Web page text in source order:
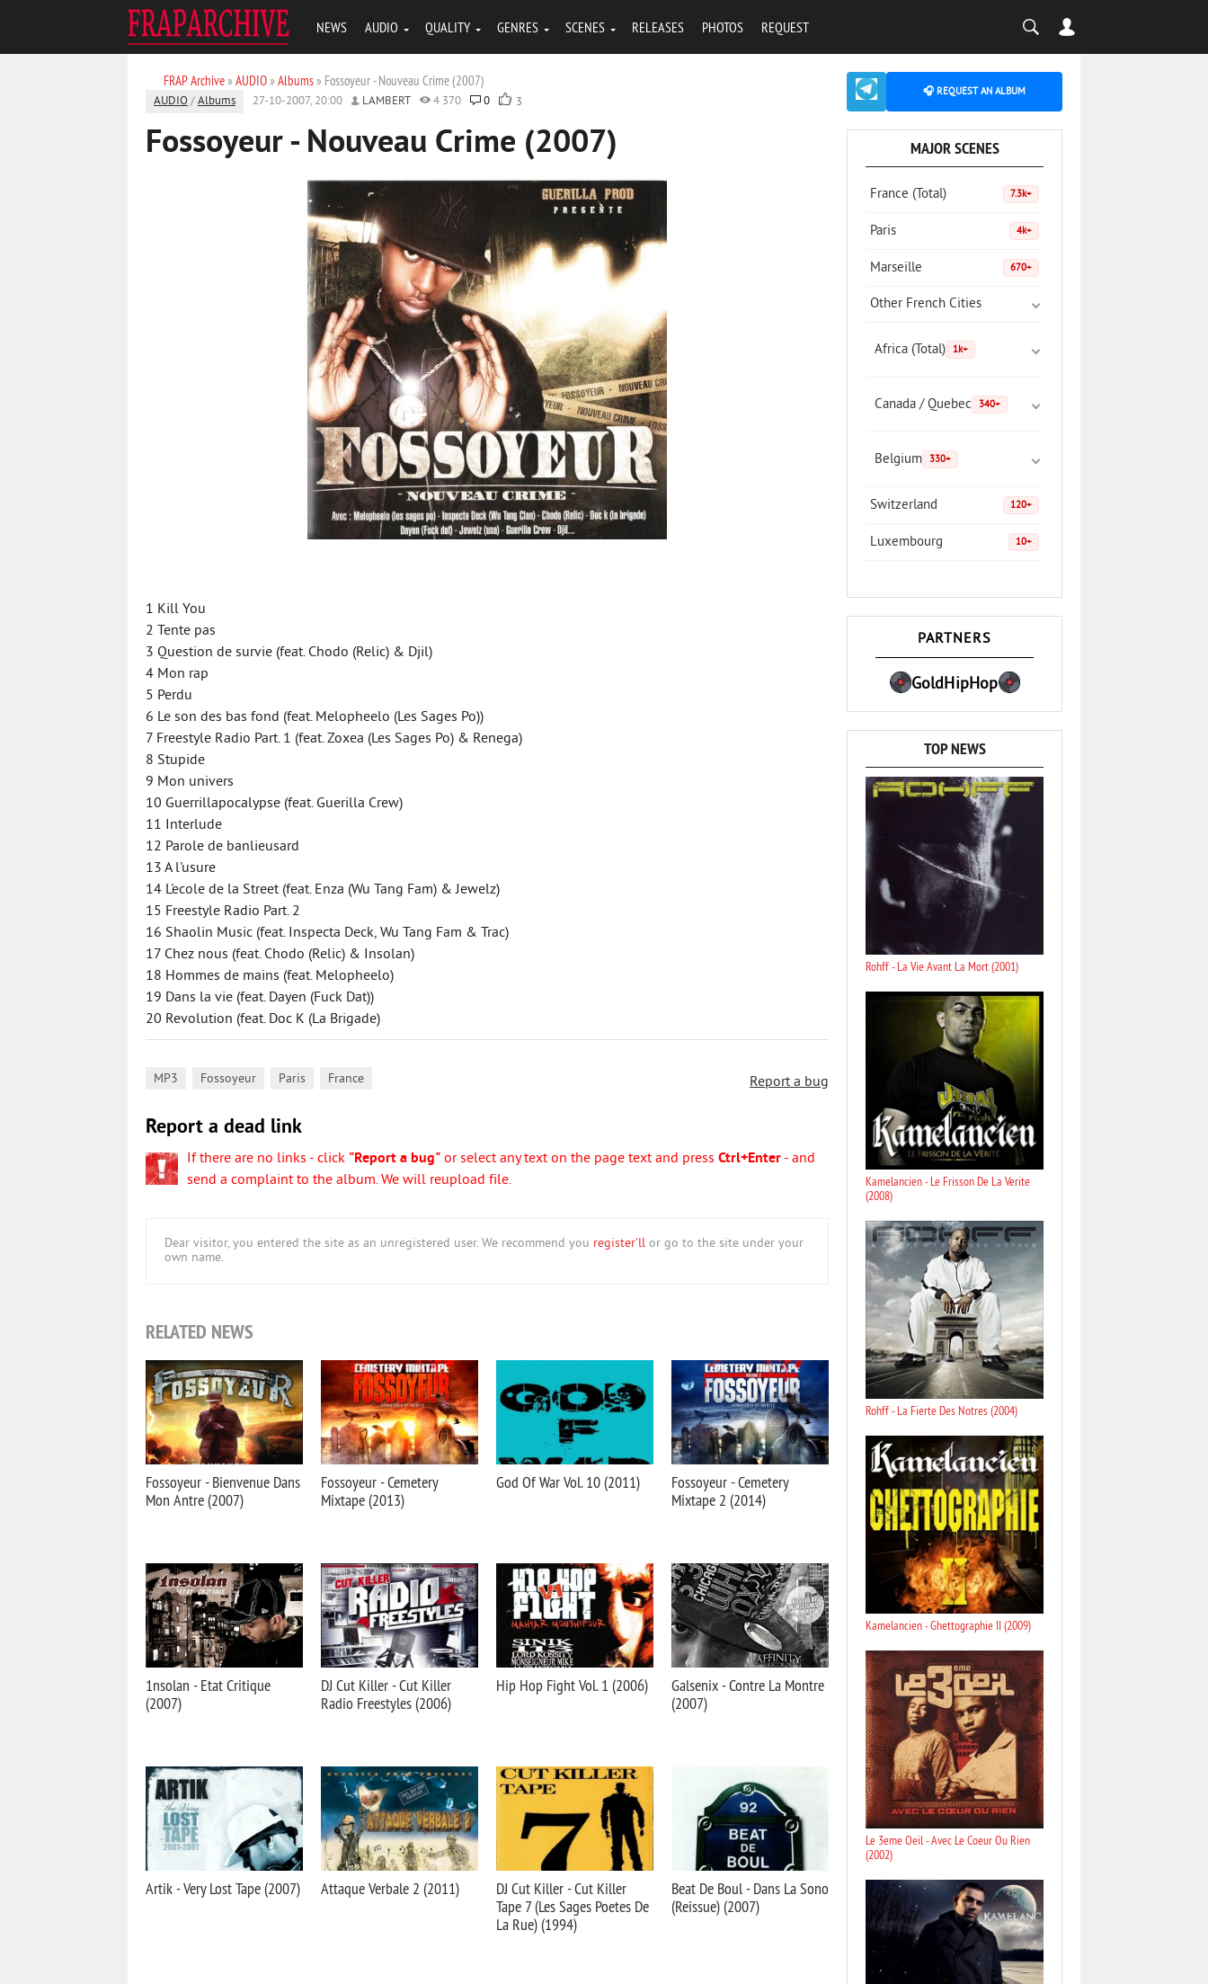
NEWS AUDIO QUALITY GENRES SCENES RELEASES PHOTOS REQUEST
FRAP Archive» AUDIO» Albums» Fossoyeur - Nouveau Crime (2007)
AUDIO /Albums 27-10-2007, 20:00 LAMBERT 4 370 0 3
Fossoyeur - Nouveau Crime (2007)
1 Kill You
2 Tente pas
3 Question de survie (feat. Chodo (Relic) & Djil)
4 Mon rap
5 Perdu
6 Le son des bas fond (feat. Melopheelo (Les Sages Po))
7 Freestyle Radio Part. 1 (feat. Zoxea (Les Sages Po) & Renega)
8 Stupide
9 Mon univers
10 Guerrillapocalypse (feat. Guerilla Crew)
11 Interlude
12 Parole de banlieusard
13 A l'usure
14 L'ecole de la Street (feat. Enza (Wu Tang Fam) & Jewelz)
15 Freestyle Radio Part. 2
16 Shaolin Music (feat. Inspecta Deck, Wu Tang Fam & Trac)
17 Chez nous (feat. Chodo (Relic) & Insolan)
18 Hommes de mains (feat. Melopheelo)
19 Dans la vie (feat. Dayen (Fuck Dat))
20 Revolution (feat. Doc K (La Brigade)
Report a bug
MP3 Fossoyeur Paris France
Report a dead link
If there are no links - click "Report a bug" or select any text on the page text and press Ctrl+Enter - and
send a complaint to the album. We will reupload file.
Dear visitor, you entered the site as an unregistered user. We recommend you register'll or go to the site under your
own name.
RELATED NEWS
Fossoyeur - Bienvenue Dans
Mon Antre (2007)
Fossoyeur - Cemetery
Mixtape (2013)
God Of War Vol. 10 (2011)
Fossoyeur - Cemetery
Mixtape 2 (2014)
1nsolan - Etat Critique
(2007)
DJ Cut Killer - Cut Killer
Radio Freestyles (2006)
Hip Hop Fight Vol. 1 (2006)
Galsenix - Contre La Montre
(2007)
Artik - Very Lost Tape (2007) Attaque Verbale 2 (2011)
DJ Cut Killer - Cut Killer
Tape 7 (Les Sages Poetes De
La Rue) (1994)
Beat De Boul - Dans La Sono
(Reissue) (2007)
🎧 REQUEST AN ALBUM
MAJOR SCENES
France (Total) 7.3k+
Paris 4k+
Marseille 670+
Other French Cities
Africa (Total) 1k+
Canada / Quebec 340+
Belgium 330+
Switzerland 120+
Luxembourg 10+
PARTNERS
GoldHipHop
TOP NEWS
Rohff - La Vie Avant La Mort (2001)
Kamelancien - Le Frisson De La Verite
(2008)
Rohff - La Fierte Des Notres (2004)
Kamelancien - Ghettographie II (2009)
Le 3eme Oeil - Avec Le Coeur Ou Rien
(2002)